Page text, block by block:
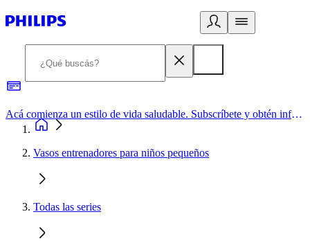
Acá comienza un estilo de vida saludable. Subscríbete y obtén información de primera mano
Vasos entrenadores para niños pequeños
Todas las series